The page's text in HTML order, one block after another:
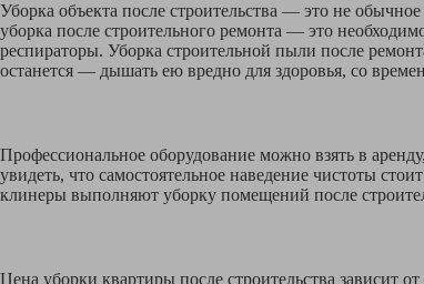
Уборка объекта после строительства — это не
уборка после строительного ремонта — это
респираторы. Уборка строительной пыли после
останется — дышать ею вредно для здоровья, со
Профессиональное оборудование можно взять в
увидеть, что самостоятельное наведение чистоты
клинеры выполняют уборку помещений после
Цена уборки квартиры после строительства зависит